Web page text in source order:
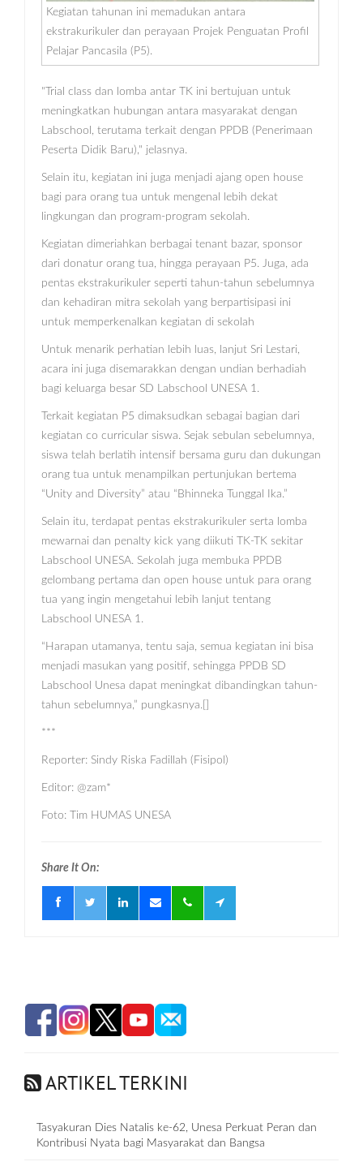
Kegiatan tahunan ini memadukan antara
ekstrakurikuler dan perayaan Projek Penguatan Profil
Pelajar Pancasila (P5).
"Trial class dan lomba antar TK ini bertujuan untuk
meningkatkan hubungan antara masyarakat dengan
Labschool, terutama terkait dengan PPDB (Penerimaan
Peserta Didik Baru)," jelasnya.
Selain itu, kegiatan ini juga menjadi ajang open house
bagi para orang tua untuk mengenal lebih dekat
lingkungan dan program-program sekolah.
Kegiatan dimeriahkan berbagai tenant bazar, sponsor
dari donatur orang tua, hingga perayaan P5. Juga, ada
pentas ekstrakurikuler seperti tahun-tahun sebelumnya
dan kehadiran mitra sekolah yang berpartisipasi ini
untuk memperkenalkan kegiatan di sekolah
Untuk menarik perhatian lebih luas, lanjut Sri Lestari,
acara ini juga disemarakkan dengan undian berhadiah
bagi keluarga besar SD Labschool UNESA 1.
Terkait kegiatan P5 dimaksudkan sebagai bagian dari
kegiatan co curricular siswa. Sejak sebulan sebelumnya,
siswa telah berlatih intensif bersama guru dan dukungan
orang tua untuk menampilkan pertunjukan bertema
“Unity and Diversity” atau “Bhinneka Tunggal Ika.”
Selain itu, terdapat pentas ekstrakurikuler serta lomba
mewarnai dan penalty kick yang diikuti TK-TK sekitar
Labschool UNESA. Sekolah juga membuka PPDB
gelombang pertama dan open house untuk para orang
tua yang ingin mengetahui lebih lanjut tentang
Labschool UNESA 1.
“Harapan utamanya, tentu saja, semua kegiatan ini bisa
menjadi masukan yang positif, sehingga PPDB SD
Labschool Unesa dapat meningkat dibandingkan tahun-
tahun sebelumnya,” pungkasnya.[]
***
Reporter: Sindy Riska Fadillah (Fisipol)
Editor: @zam*
Foto: Tim HUMAS UNESA
Share It On:
ARTIKEL TERKINI
Tasyakuran Dies Natalis ke-62, Unesa Perkuat Peran dan
Kontribusi Nyata bagi Masyarakat dan Bangsa